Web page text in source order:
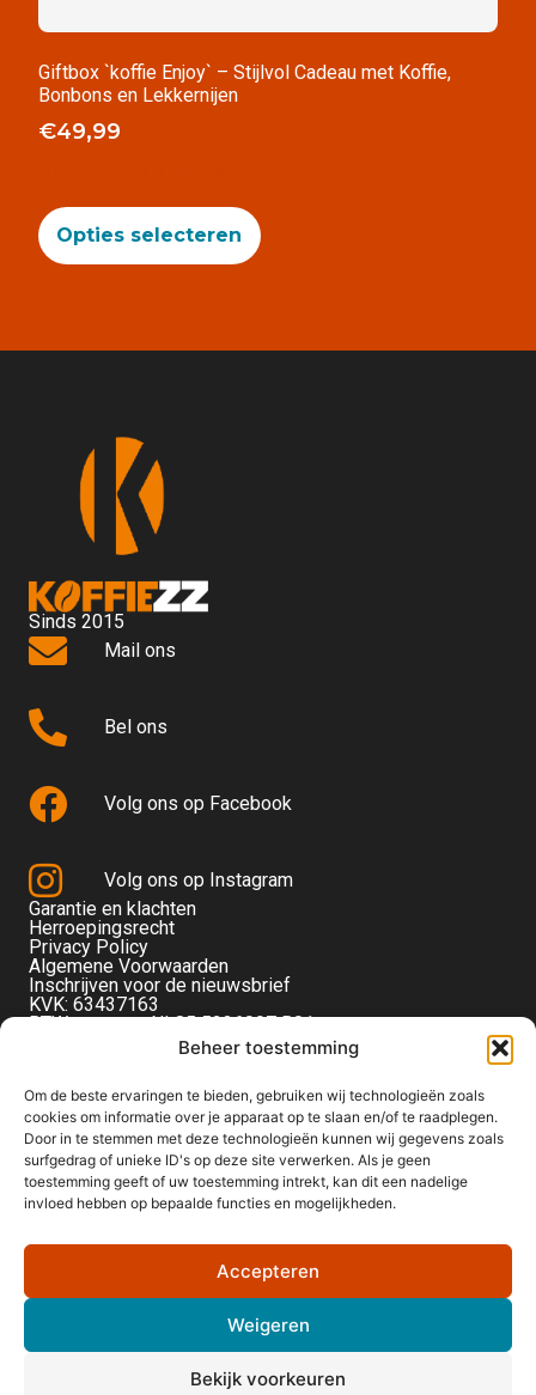
Beheer toestemming
Om de beste ervaringen te bieden, gebruiken wij technologieën zoals
cookies om informatie over je apparaat op te slaan en/of te raadplegen.
Door in te stemmen met deze technologieën kunnen wij gegevens zoals
surfgedrag of unieke ID's op deze site verwerken. Als je geen
toestemming geeft of uw toestemming intrekt, kan dit een nadelige
invloed hebben op bepaalde functies en mogelijkheden.
Accepteren
Weigeren
Bekijk voorkeuren
Giftbox `koffie Enjoy` – Stijlvol Cadeau met Koffie,
Bonbons en Lekkernijen
€49,99
Opties selecteren
Sinds 2015
Mail ons
Bel ons
Volg ons op Facebook
Volg ons op Instagram
Garantie en klachten
Herroepingsrecht
Privacy Policy
Algemene Voorwaarden
Inschrijven voor de nieuwsbrief
KVK: 63437163
BTW-nummer: NL85 5236097 B01
Monteverdistraat 56
2901KE Capelle aan den IJssel